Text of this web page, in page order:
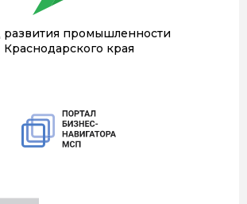
промышленности
Краснодарского края